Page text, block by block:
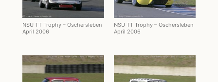
NSU TT Trophy – Oschersleben
April 2006
NSU TT Trophy – Oschersleben
April 2006